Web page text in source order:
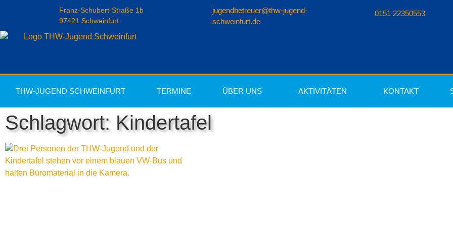
Franz-Schubert-Straße 1b
97421 Schweinfurt
jugendbetreuer@thw-jugend-
schweinfurt.de
0151 22350553
THW-JUGEND SCHWEINFURT TERMINE ÜBER UNS AKTIVITÄTEN KONTAKT
Schlagwort: Kindertafel